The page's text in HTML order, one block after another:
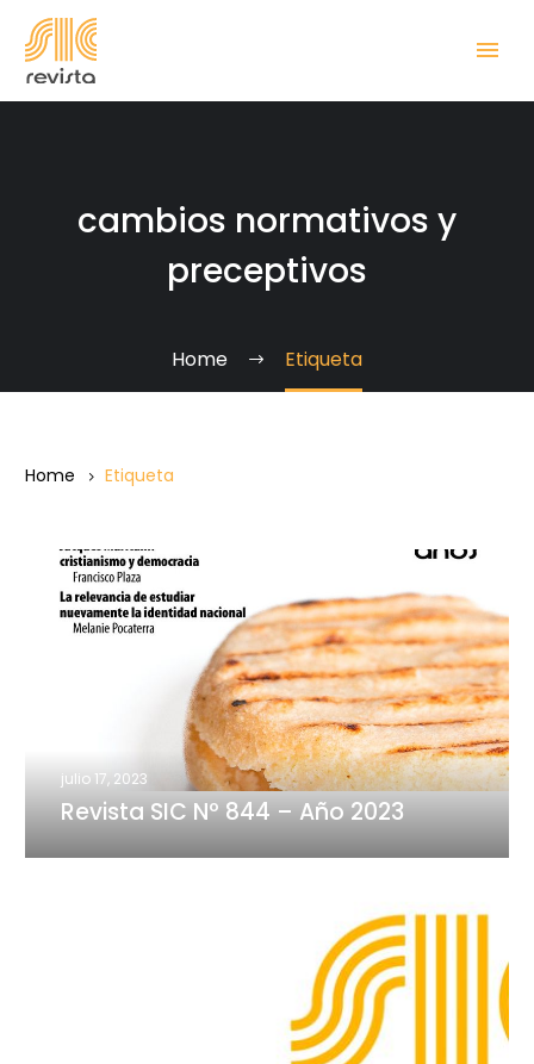
cambios normativos y
preceptivos
Home Etiqueta
Home Etiqueta
Revista
julio 17, 2023
Revista SIC Nº 844 – Año 2023